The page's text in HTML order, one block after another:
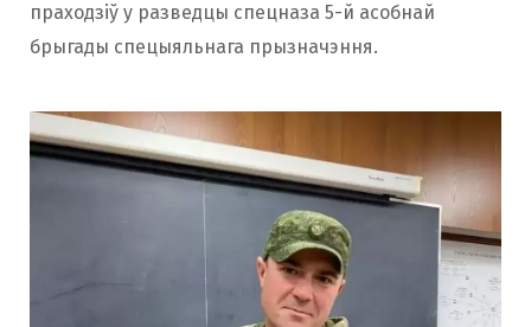
праходзіў у разведцы спецназа 5-й асобнай
брыгады спецыяльнага прызначэння.